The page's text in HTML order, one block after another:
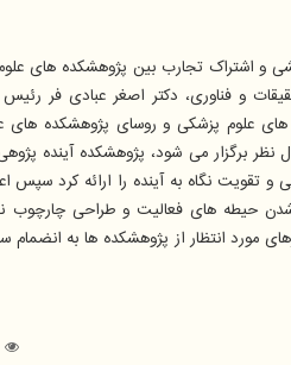
و اشتراک تجارب بین پژوهشکده های
و فناوری، دکتر اصغر عبادی فر
علوم پزشکی و روسای پژوهشکده های
نظر برگزار می شود، پژوهشکده
و تقویت نگاه به آینده را ارائه کرد
حیطه های فعالیت و طراحی چارچوب
انتظار از پژوهشکده ها به